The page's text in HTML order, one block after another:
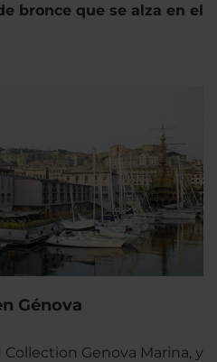
bronce que se alza en el
Génova
Genova Marina, y